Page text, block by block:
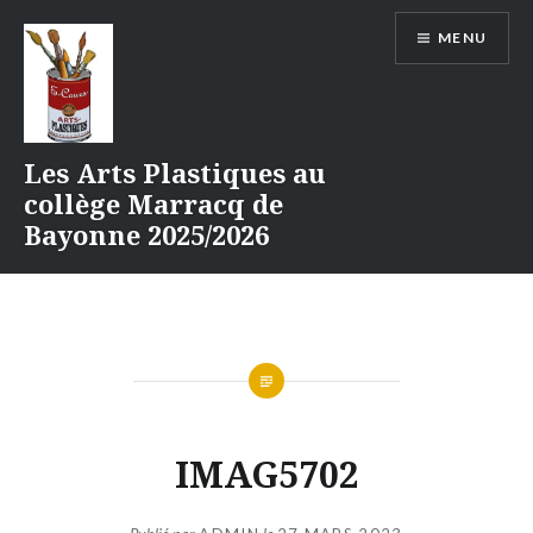
contenu
Les Arts Plastiques au
collège Marracq de
Bayonne 2025/2026
MENU
IMAG5702